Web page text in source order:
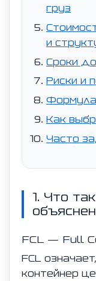
груз
и
Сроки
Риски и
Формула
Как
Часто
1. Что
FCL — Full
FCL
контейнер